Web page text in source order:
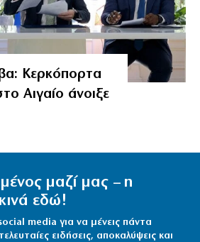
Κερκόπορτα
Αιγαίο άνοιξε
μαζί μας – η
εδώ!
media για να μένεις πάντα
ειδήσεις, αποκαλύψεις και